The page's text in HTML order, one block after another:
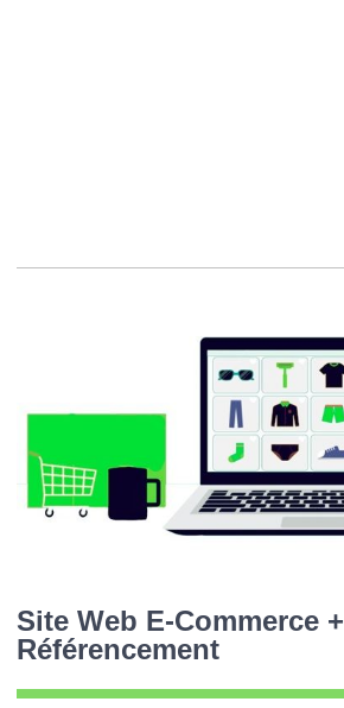
Site Web E-Commerce +
Référencement